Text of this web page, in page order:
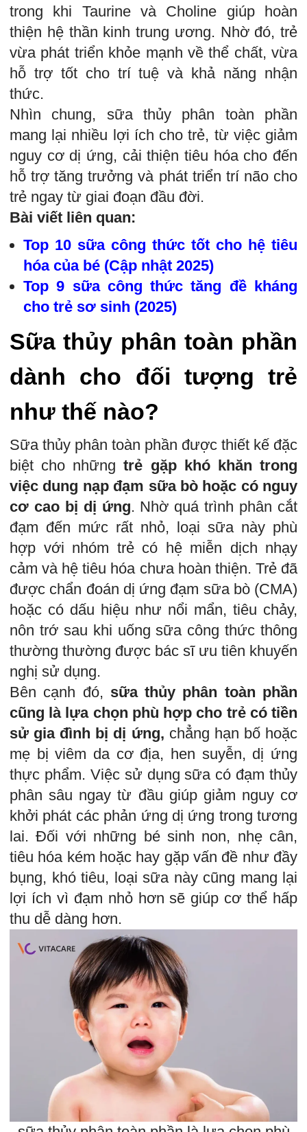
trong khi Taurine và Choline giúp hoàn
thiện hệ thần kinh trung ương. Nhờ đó, trẻ
vừa phát triển khỏe mạnh về thể chất, vừa
hỗ trợ tốt cho trí tuệ và khả năng nhận
thức.
Nhìn chung, sữa thủy phân toàn phần
mang lại nhiều lợi ích cho trẻ, từ việc giảm
nguy cơ dị ứng, cải thiện tiêu hóa cho đến
hỗ trợ tăng trưởng và phát triển trí não cho
trẻ ngay từ giai đoạn đầu đời.
Bài viết liên quan:
Top 10 sữa công thức tốt cho hệ tiêu
hóa của bé (Cập nhật 2025)
Top 9 sữa công thức tăng đề kháng
cho trẻ sơ sinh (2025)
Sữa thủy phân toàn phần
dành cho đối tượng trẻ
như thế nào?
Sữa thủy phân toàn phần được thiết kế đặc
biệt cho nhữngtrẻ gặp khó khăn trong
việc dung nạp đạm sữa bò hoặc có nguy
cơ cao bị dị ứng. Nhờ quá trình phân cắt
đạm đến mức rất nhỏ, loại sữa này phù
hợp với nhóm trẻ có hệ miễn dịch nhạy
cảm và hệ tiêu hóa chưa hoàn thiện. Trẻ đã
được chẩn đoán dị ứng đạm sữa bò (CMA)
hoặc có dấu hiệu như nổi mẩn, tiêu chảy,
nôn trớ sau khi uống sữa công thức thông
thường thường được bác sĩ ưu tiên khuyến
nghị sử dụng.
Bên cạnh đó, sữa thủy phân toàn phần
cũng là lựa chọn phù hợp cho trẻ có tiền
sử gia đình bị dị ứng, chẳng hạn bố hoặc
mẹ bị viêm da cơ địa, hen suyễn, dị ứng
thực phẩm. Việc sử dụng sữa có đạm thủy
phân sâu ngay từ đầu giúp giảm nguy cơ
khởi phát các phản ứng dị ứng trong tương
lai. Đối với những bé sinh non, nhẹ cân,
tiêu hóa kém hoặc hay gặp vấn đề như đầy
bụng, khó tiêu, loại sữa này cũng mang lại
lợi ích vì đạm nhỏ hơn sẽ giúp cơ thể hấp
thu dễ dàng hơn.